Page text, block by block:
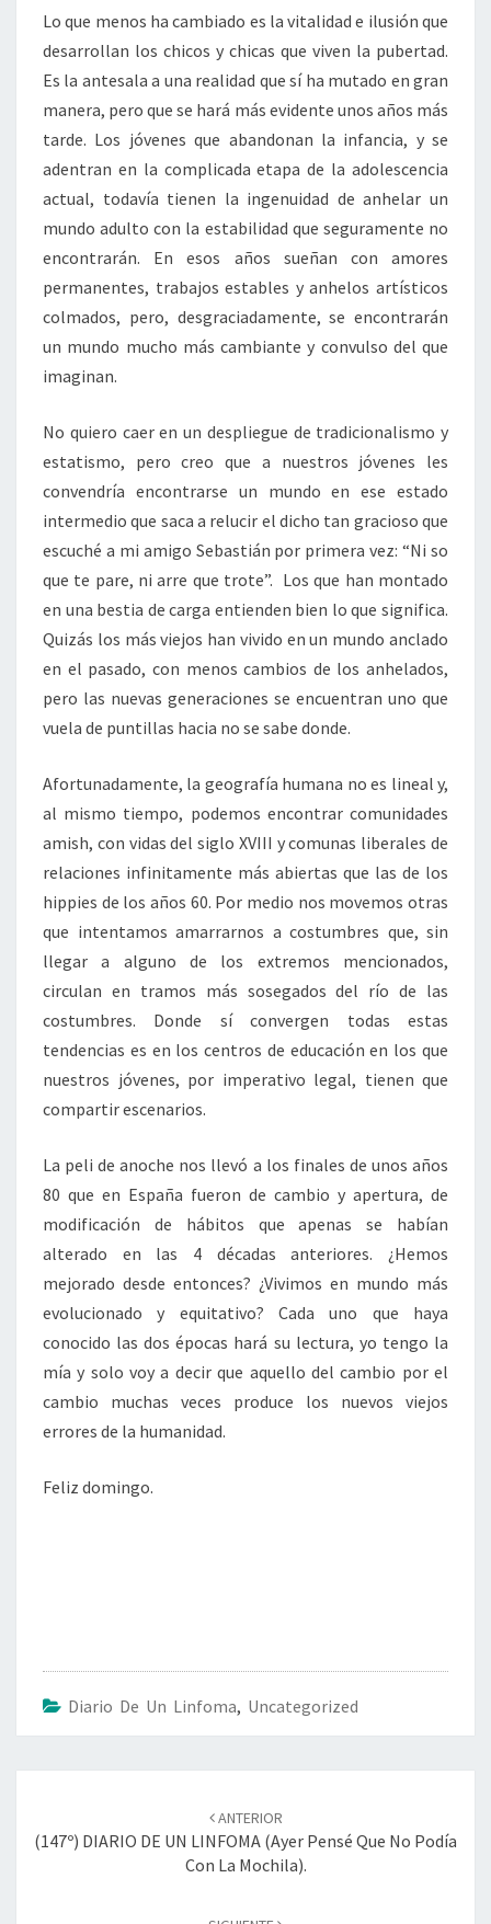
Lo que menos ha cambiado es la vitalidad e ilusión que
desarrollan los chicos y chicas que viven la pubertad.
Es la antesala a una realidad que sí ha mutado en gran
manera, pero que se hará más evidente unos años más
tarde. Los jóvenes que abandonan la infancia, y se
adentran en la complicada etapa de la adolescencia
actual, todavía tienen la ingenuidad de anhelar un
mundo adulto con la estabilidad que seguramente no
encontrarán. En esos años sueñan con amores
permanentes, trabajos estables y anhelos artísticos
colmados, pero, desgraciadamente, se encontrarán
un mundo mucho más cambiante y convulso del que
imaginan.
No quiero caer en un despliegue de tradicionalismo y
estatismo, pero creo que a nuestros jóvenes les
convendría encontrarse un mundo en ese estado
intermedio que saca a relucir el dicho tan gracioso que
escuché a mi amigo Sebastián por primera vez: “Ni so
que te pare, ni arre que trote”. Los que han montado
en una bestia de carga entienden bien lo que significa.
Quizás los más viejos han vivido en un mundo anclado
en el pasado, con menos cambios de los anhelados,
pero las nuevas generaciones se encuentran uno que
vuela de puntillas hacia no se sabe donde.
Afortunadamente, la geografía humana no es lineal y,
al mismo tiempo, podemos encontrar comunidades
amish, con vidas del siglo XVIII y comunas liberales de
relaciones infinitamente más abiertas que las de los
hippies de los años 60. Por medio nos movemos otras
que intentamos amarrarnos a costumbres que, sin
llegar a alguno de los extremos mencionados,
circulan en tramos más sosegados del río de las
costumbres. Donde sí convergen todas estas
tendencias es en los centros de educación en los que
nuestros jóvenes, por imperativo legal, tienen que
compartir escenarios.
La peli de anoche nos llevó a los finales de unos años
80 que en España fueron de cambio y apertura, de
modificación de hábitos que apenas se habían
alterado en las 4 décadas anteriores. ¿Hemos
mejorado desde entonces? ¿Vivimos en mundo más
evolucionado y equitativo? Cada uno que haya
conocido las dos épocas hará su lectura, yo tengo la
mía y solo voy a decir que aquello del cambio por el
cambio muchas veces produce los nuevos viejos
errores de la humanidad.
Feliz domingo.
Diario De Un Linfoma, Uncategorized
entradas
ANTERIOR
(147º) DIARIO DE UN LINFOMA (Ayer Pensé Que No Podía
Con La Mochila).